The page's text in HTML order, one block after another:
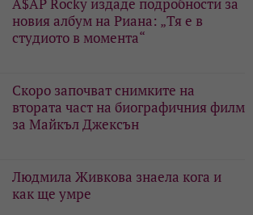
новия албум на Риана: „Тя е в
студиото в момента“
Скоро започват снимките на
втората част на биографичния филм
за Майкъл Джексън
Людмила Живкова знаела кога и
как ще умре